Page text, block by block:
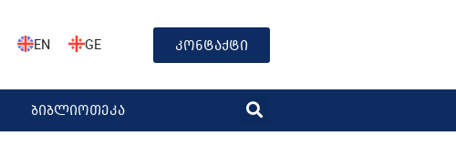
EN GE კონტაქტი
ბიბლიოთეკა